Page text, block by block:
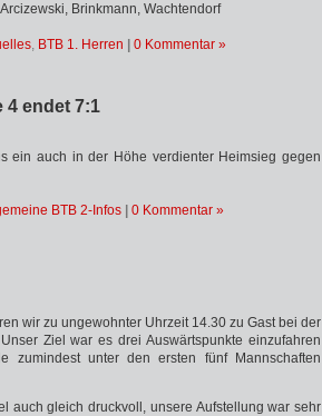
Brinkmann, Wachtendorf
, BTB 1. Herren 0 Kommentar »
4 endet 7:1
ein auch in der Höhe verdienter Heimsieg gegen
BTB 2-Infos 0 Kommentar »
wir zu ungewohnter Uhrzeit 14.30 zu Gast bei der
Ziel war es drei Auswärtspunkte einzufahren
zumindest unter den ersten fünf Mannschaften
auch gleich druckvoll, unsere Aufstellung war sehr